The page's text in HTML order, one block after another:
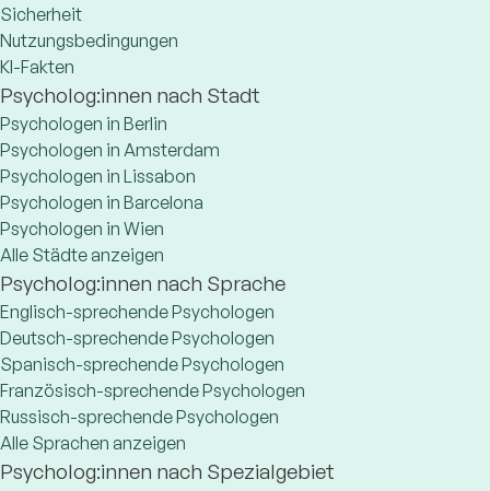
Sicherheit
Nutzungsbedingungen
KI-Fakten
Psycholog:innen nach Stadt
Psychologen in Berlin
Psychologen in Amsterdam
Psychologen in Lissabon
Psychologen in Barcelona
Psychologen in Wien
Alle Städte anzeigen
Psycholog:innen nach Sprache
Englisch-sprechende Psychologen
Deutsch-sprechende Psychologen
Spanisch-sprechende Psychologen
Französisch-sprechende Psychologen
Russisch-sprechende Psychologen
Alle Sprachen anzeigen
Psycholog:innen nach Spezialgebiet